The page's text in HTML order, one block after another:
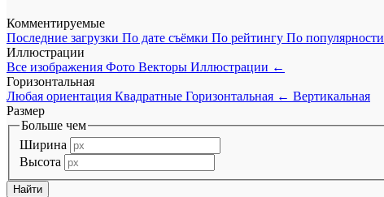
Комментируемые
Последние загрузки По дате съёмки По рейтингу По популярности
Иллюстрации
Все изображения Фото Векторы Иллюстрации ←
Горизонтальная
Любая ориентация Квадратные Горизонтальная ← Вертикальная
Размер
Больше чем
Ширина
Высота